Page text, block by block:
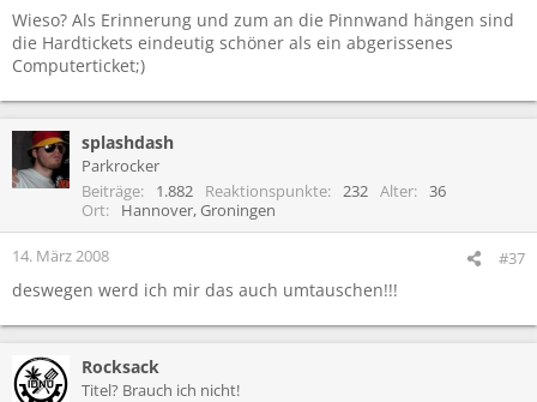
Wieso? Als Erinnerung und zum an die Pinnwand hängen sind
die Hardtickets eindeutig schöner als ein abgerissenes
Computerticket;)
splashdash
Parkrocker
Beiträge
1.882 Reaktionspunkte 232 Alter
36
Ort
Hannover, Groningen
14. März 2008 #37
deswegen werd ich mir das auch umtauschen!!!
Rocksack
Titel? Brauch ich nicht!